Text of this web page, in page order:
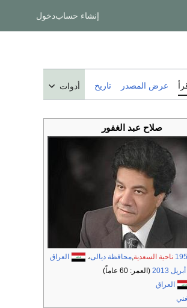
إنشاء حسابدخول
عرض المصدر تاريخ أدوات
صلاح عبد الغفور
ناحية السعدية,محافظة ديالى،
العراق
2013 (العمر: 60 عاماً)
العراق